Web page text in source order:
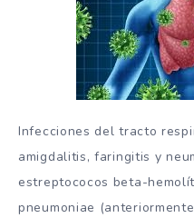
Infecciones del tracto
amigdalitis, faringitis y
estreptococos beta-
pneumoniae